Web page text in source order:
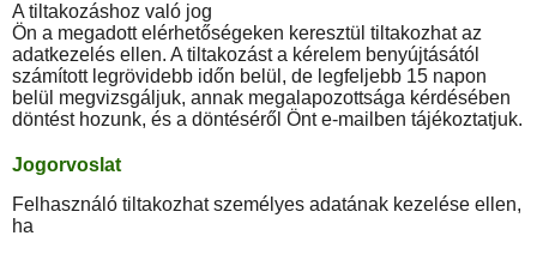
A tiltakozáshoz való jog
Ön a megadott elérhetőségeken keresztül tiltakozhat az
adatkezelés ellen. A tiltakozást a kérelem benyújtásától
számított legrövidebb időn belül, de legfeljebb 15 napon
belül megvizsgáljuk, annak megalapozottsága kérdésében
döntést hozunk, és a döntéséről Önt e-mailben tájékoztatjuk.
Jogorvoslat
Felhasználó tiltakozhat személyes adatának kezelése ellen,
ha